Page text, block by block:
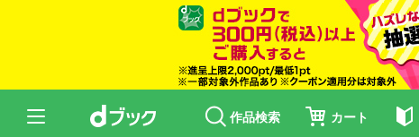
作品検索 カート